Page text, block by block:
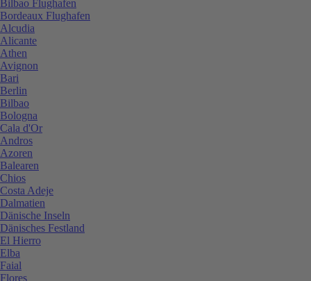
Bilbao Flughafen
Bordeaux Flughafen
Alcudia
Alicante
Athen
Avignon
Bari
Berlin
Bilbao
Bologna
Cala d'Or
Andros
Azoren
Balearen
Chios
Costa Adeje
Dalmatien
Dänische Inseln
Dänisches Festland
El Hierro
Elba
Faial
Flores